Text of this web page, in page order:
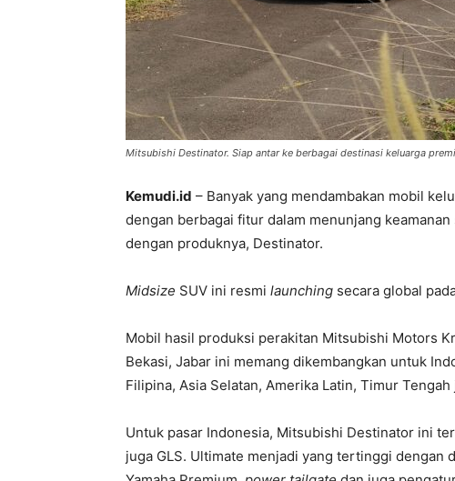
Mitsubishi Destinator. Siap antar ke berbagai destinasi keluarga
Kemudi.id – Banyak yang mendambakan mobil
dengan berbagai fitur dalam menunjang
dengan produknya, Destinator.
Midsize SUV ini resmi launching secara global
Mobil hasil produksi perakitan Mitsubishi Motors
Bekasi, Jabar ini memang dikembangkan untuk
Filipina, Asia Selatan, Amerika Latin, Timur Tengah
Untuk pasar Indonesia, Mitsubishi Destinator ini
juga GLS. Ultimate menjadi yang tertinggi dengan